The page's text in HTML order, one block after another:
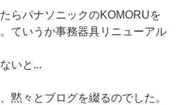
らパナソニックのKOMORUを
ていうか事務器具リニューアル
いと...
黙々とブログを綴るのでした。